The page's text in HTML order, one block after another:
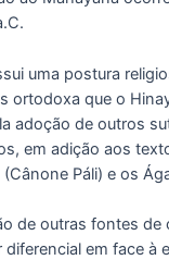
uma postura
ortodoxa que o
adoção de outros
em adição aos
Páli) e os
de outras fontes de
em face à